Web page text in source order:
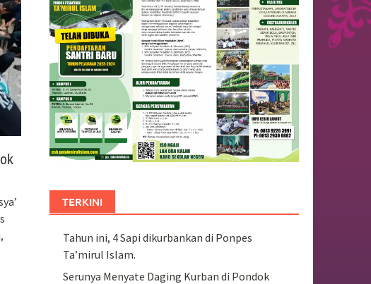
TERKINI
Tahun ini, 4 Sapi dikurbankan di Ponpes
Ta’mirul Islam.
Serunya Menyate Daging Kurban di Pondok